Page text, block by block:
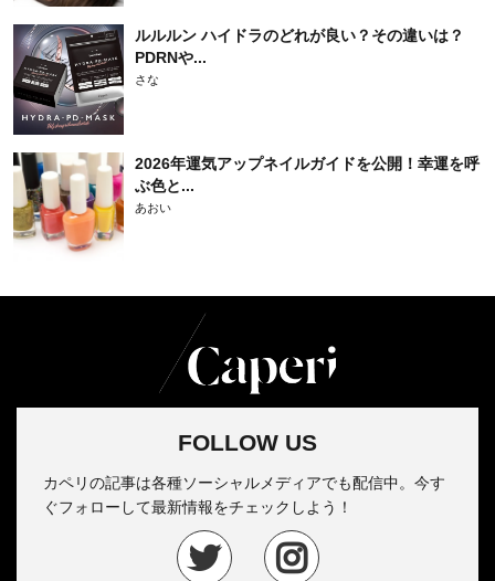
ルルルン ハイドラのどれが良い？その違いは？
PDRNや...
さな
2026年運気アップネイルガイドを公開！幸運を呼
ぶ色と...
あおい
FOLLOW US
カペリの記事は各種ソーシャルメディアでも配信中。今す
ぐフォローして最新情報をチェックしよう！